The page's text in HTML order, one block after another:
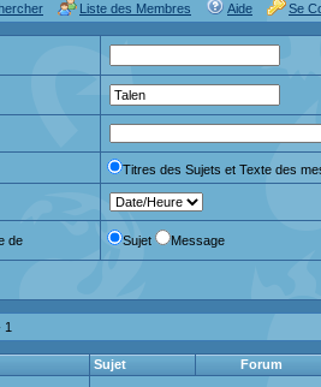
Liste des Membres Aide Se
Titres des Sujets et Texte des
de Sujet Message
1
Sujet Forum